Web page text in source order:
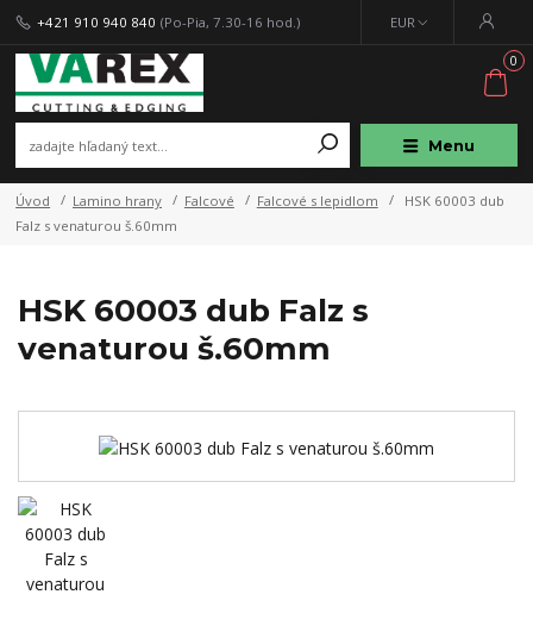
Menu
EUR
+421 910 940 840 (Po-Pia, 7.30-16 hod.)
0
Úvod Lamino hrany Falcové Falcové s lepidlom
HSK 60003 dub
Falz s venaturou š.60mm
HSK 60003 dub Falz s
venaturou š.60mm